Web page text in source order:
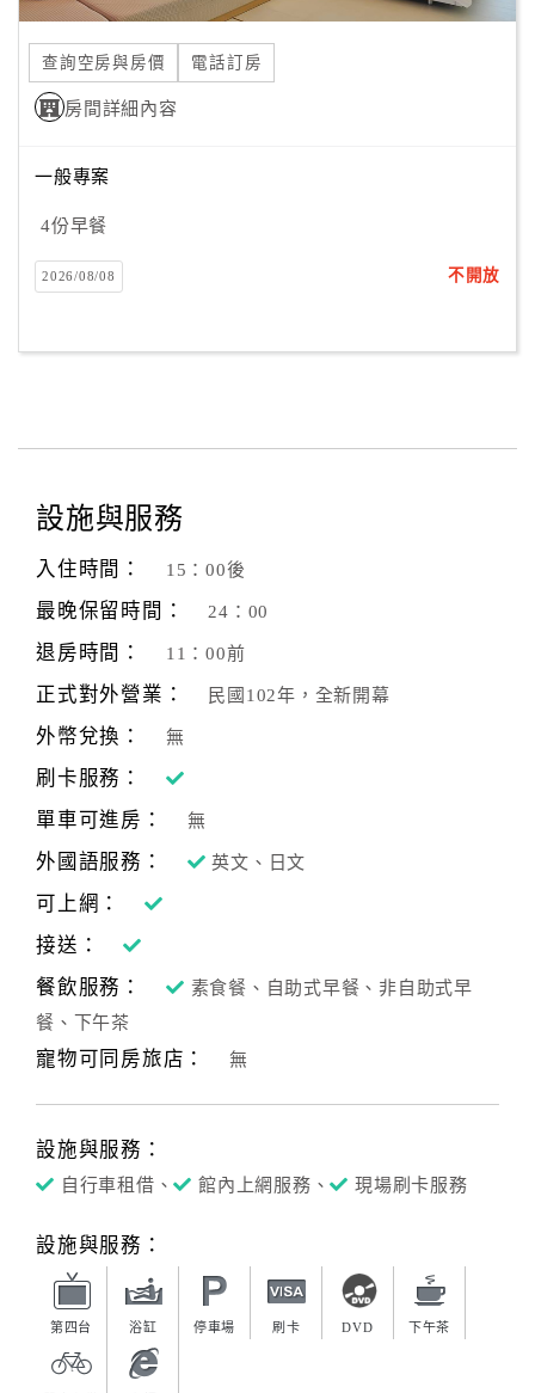
合
作
提
案
店
作
作
旅
伴
劃
商
品
傳
查詢空房與房價 電話訂房
房間詳細內容
一般專案
4份早餐
2026/08/08 不開放
設施與服務
入住時間： 15：00後
最晚保留時間： 24：00
退房時間： 11：00前
正式對外營業： 民國102年，全新開幕
外幣兌換： 無
刷卡服務：
單車可進房：
無
外國語服務： 英文、日文
可上網：
接送：
餐飲服務：
素食餐、自助式早餐、非自助式早
餐、下午茶
寵物可同房旅店： 無
設施與服務：
自行車租借、 館內上網服務、 現場刷卡服務
設施與服務：
第四台 浴缸 停車場 刷卡 DVD 下午茶